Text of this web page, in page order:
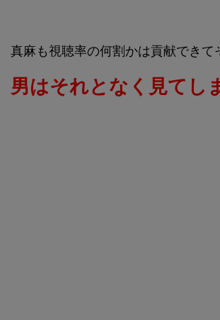
真麻も視聴率の何割かは貢献できて
男はそれとなく見てし